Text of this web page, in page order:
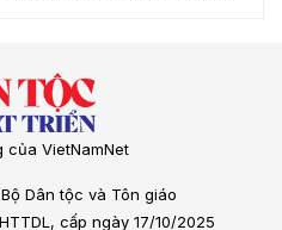
của VietNamNet
Dân tộc và Tôn giáo
cấp ngày 17/10/2025